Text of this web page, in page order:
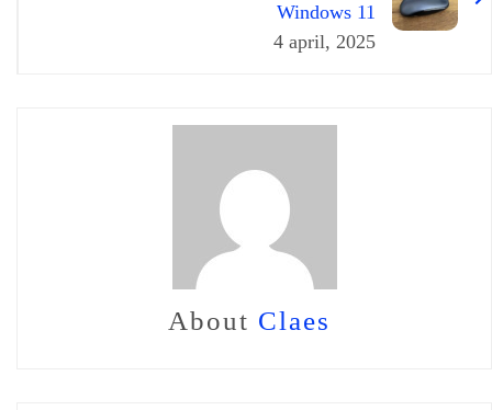
Windows 11
4 april, 2025
About Claes